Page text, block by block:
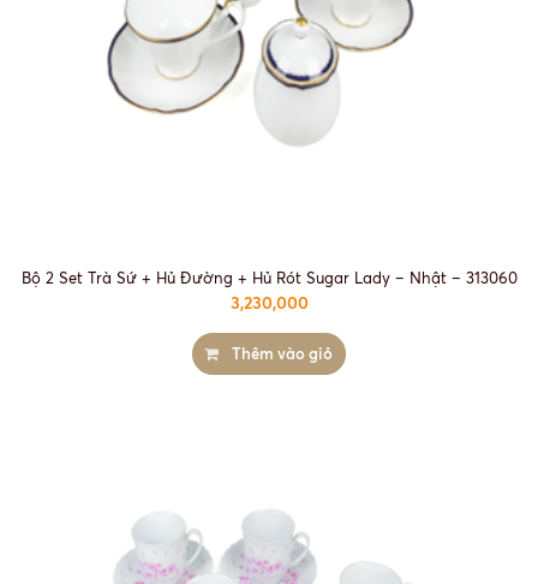
Bộ 2 Set Trà Sứ + Hủ Đường + Hủ Rót Sugar Lady – Nhật – 313060
3,230,000
Thêm vào giỏ